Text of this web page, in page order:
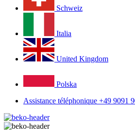
Schweiz
Italia
United Kingdom
Polska
Assistance téléphonique +49 9091